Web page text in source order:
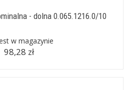
- dolna 0.065.1216.0/10
w magazynie
98,28 zł